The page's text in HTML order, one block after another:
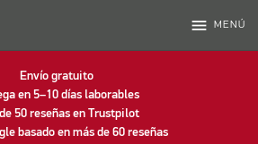
menu MENÚ
Envío gratuito
en 5–10 días laborables
50 reseñas en Trustpilot
basado en más de 60 reseñas